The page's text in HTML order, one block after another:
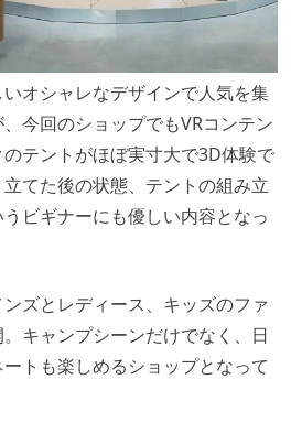
オシャレなデザインで人気を集
今回のショップでもVRコンテン
テントがほぼ実寸大で3D体験で
てた後の状態、テントの組み立
ビギナーにも優しい内容となっ
ズとレディース、キッズのファ
キャンプシーンだけでなく、日
トも楽しめるショップとなって